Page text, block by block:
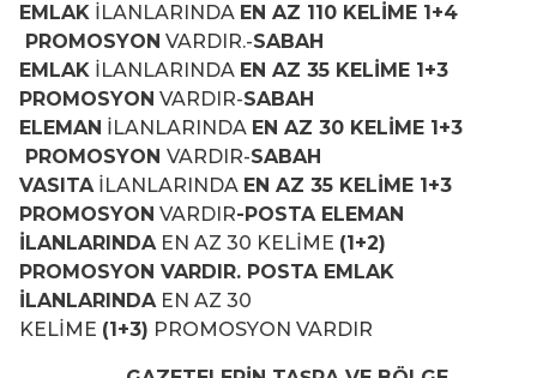
EMLAK İLANLARINDA EN AZ 110 KELİME 1+4
PROMOSYON VARDIR.-SABAH
EMLAK İLANLARINDA EN AZ 35 KELİME 1+3
PROMOSYON VARDIR-SABAH
ELEMAN İLANLARINDA EN AZ 30 KELİME 1+3
PROMOSYON VARDIR-SABAH
VASITAİLANLARINDA EN AZ 35 KELİME 1+3
PROMOSYON VARDIR-POSTA ELEMAN
İLANLARINDAEN AZ 30 KELİME (1+2)
PROMOSYON VARDIR. POSTA EMLAK
İLANLARINDAEN AZ 30
KELİME (1+3) PROMOSYON VARDIR